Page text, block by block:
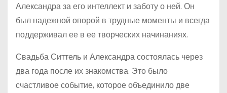
Александра за его интеллект и заботу о ней. Он
был надежной опорой в трудные моменты и всегда
поддерживал ее в ее творческих начинаниях.
Свадьба Ситтель и Александра состоялась через
два года после их знакомства. Это было
счастливое событие, которое объединило две